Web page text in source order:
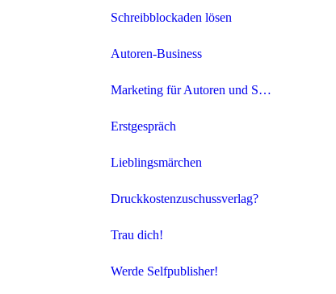
Schreibblockaden lösen
Autoren-Business
Marketing für Autoren und Selfpublisher
Erstgespräch
Lieblingsmärchen
Druckkostenzuschussverlag?
Trau dich!
Werde Selfpublisher!